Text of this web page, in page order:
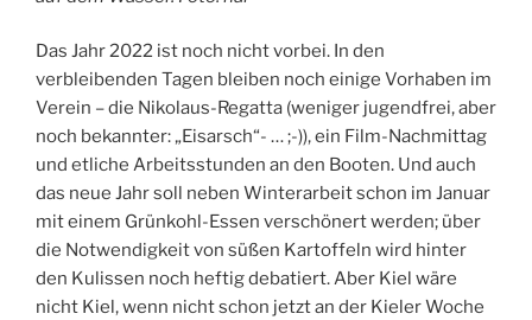
Das Jahr 2022 ist noch nicht vorbei. In den
verbleibenden Tagen bleiben noch einige Vorhaben im
Verein – die Nikolaus-Regatta (weniger jugendfrei, aber
noch bekannter: „Eisarsch“- … ;-)), ein Film-Nachmittag
und etliche Arbeitsstunden an den Booten. Und auch
das neue Jahr soll neben Winterarbeit schon im Januar
mit einem Grünkohl-Essen verschönert werden; über
die Notwendigkeit von süßen Kartoffeln wird hinter
den Kulissen noch heftig debatiert. Aber Kiel wäre
nicht Kiel, wenn nicht schon jetzt an der Kieler Woche